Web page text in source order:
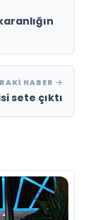
HABER
sete çıktı